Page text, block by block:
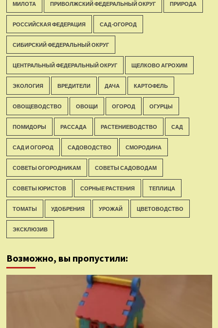
МИЛОТА ПРИВОЛЖСКИЙ ФЕДЕРАЛЬНЫЙ ОКРУГ ПРИРОДА
РОССИЙСКАЯ ФЕДЕРАЦИЯ САД-ОГОРОД
СИБИРСКИЙ ФЕДЕРАЛЬНЫЙ ОКРУГ
ЦЕНТРАЛЬНЫЙ ФЕДЕРАЛЬНЫЙ ОКРУГ ЩЕЛКОВО АГРОХИМ
ЭКОЛОГИЯ ВРЕДИТЕЛИ ДАЧА КАРТОФЕЛЬ
ОВОЩЕВОДСТВО ОВОЩИ ОГОРОД ОГУРЦЫ
ПОМИДОРЫ РАССАДА РАСТЕНИЕВОДСТВО САД
САД И ОГОРОД САДОВОДСТВО СМОРОДИНА
СОВЕТЫ ОГОРОДНИКАМ СОВЕТЫ САДОВОДАМ
СОВЕТЫ ЮРИСТОВ СОРНЫЕ РАСТЕНИЯ ТЕПЛИЦА
ТОМАТЫ УДОБРЕНИЯ УРОЖАЙ ЦВЕТОВОДСТВО
ЭКСКЛЮЗИВ
Возможно, вы пропустили: